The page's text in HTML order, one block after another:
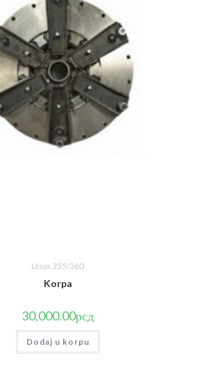
Ursus 355/360
Korpa
30,000.00рсд
Dodaj u korpu